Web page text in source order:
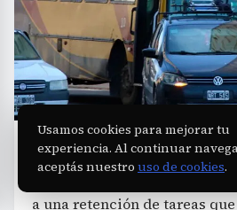
E l servicio de colectivos
Quequén se encuentra
a una retención de tareas
Usamos cookies para mejorar tu
experiencia. Al continuar
aceptás nuestro uso de cookies.